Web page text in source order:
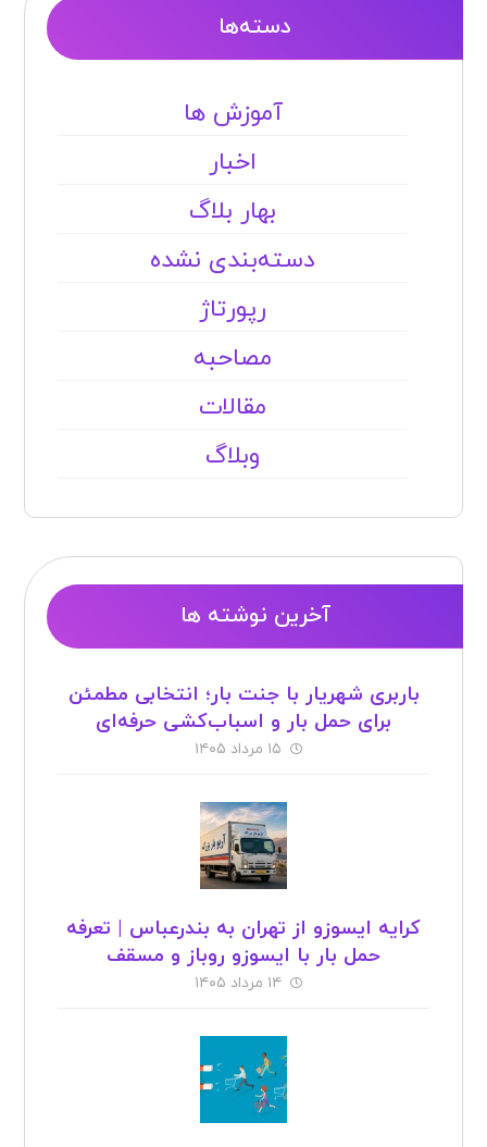
دسته‌ها
آموزش ها
اخبار
بهار بلاگ
دسته‌بندی نشده
رپورتاژ
مصاحبه
مقالات
وبلاگ
آخرین نوشته ها
باربری شهریار با جنت بار؛ انتخابی مطمئن
برای حمل بار و اسباب‌کشی حرفه‌ای
۱۵ مرداد ۱۴۰۵
کرایه ایسوزو از تهران به بندرعباس | تعرفه
حمل بار با ایسوزو روباز و مسقف
۱۴ مرداد ۱۴۰۵